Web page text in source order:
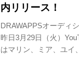
内リリース！
DRAWAPPSオーディ
昨日3月29日（火）
はマリン、ミア、ユイ